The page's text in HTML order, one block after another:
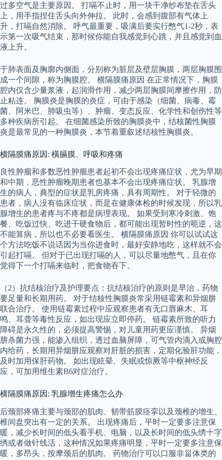
过多空气是主要原因。 打嗝不止时，用一块干净纱布垫在舌头
上，用手指捏住舌头向外伸拉。 此时，会感到腹部有气体上
升，打嗝自然消除。 呼气最重要，吸满后要实行憋气1-2秒，表
示第一次吸气结束，那时候你能自我感觉到心跳，并且感觉到血
液上升。
于肺表面及胸廓内侧面，分别称为脏层及壁层胸膜，两层胸膜围
成一个间隙，称为胸膜腔。 横隔膜痛原因 在正常情况下，胸膜
腔内仅含少量浆液，起润滑作用，减少两层胸膜间摩擦作用，防
止粘连。 胸膜炎是胸膜的炎症，可由于感染（细菌、病毒、霉
菌、阿米巴、肺吸虫等）、肿瘤、变态反应、化学性和创伤性等
多种疾病所引起。 在细菌感染所致的胸膜炎中，结核菌性胸膜
炎是最常见的一种胸膜炎，本节着重叙述结核性胸膜炎。
横隔膜痛原因: 橫膈膜、呼吸和疼痛
良性肿瘤和多数恶性肿瘤患者起初不会出现疼痛症状，尤为早期
和中期，恶性肿瘤晚期患者也基本不会出现疼痛症状。 乳腺增
生的病人，典型的症状是乳房疼痛，具有周期性。 对于轻微的
患者，病人没有临床症状，而是在健康体检的时候发现，所以乳
腺增生的患者疼与不疼都是病理表现。 如果受到寒冷刺激、饱
餐、吃饭过快、吃进干硬食物后，都可能出现暂时性的呃逆，这
不能算病，所以也不必要看医生。 横隔膜痛原因 你可以试试这
个方法吃饭不说话因为当你进食时，最好安静地吃，这样就不会
引起打嗝。 但对于已出现打嗝的人，可以尽量地憋气，且在你
觉得下一个打嗝来临时，把食物吞下。
（2）抗结核治疗及护理要点：抗结核治疗的原则是早治，药物
要足量和长期用药。 对于结核性胸膜炎常采用链霉素和异烟肼
联合治疗。 使用链霉素过程中应观察患者有无口唇麻木、耳
鸣、耳聋等毒性反应，如出现应立即停药。 链霉素所致的听力
障碍是永久性的，必须提高警惕，对儿童用药更应谨慎。 异烟
肼杀菌力强，能渗入组织，透过血脑屏障，可气管内滴入或胸腔
内给药，长期用异烟肼应观察对肝脏的损害，定期化验肝功能，
及时加用保肝药物。 如出现眩晕、失眠或惊厥等中枢神经反
应，可加用维生素B6对症治疗。
横隔膜痛原因: 乳腺增生疼痛怎么办
后颈部疼痛主要与颈部的肌肉、韧带筋膜痉挛以及颈椎的增生、
椎间盘突出有一定的关系。 出现疼痛后，平时一定要多注意保
暖，减少长时间的低头看手机、电脑，以及长时间的低头绣十字
绣或者做针线活，这种情况如果疼痛明显，平时一定要多注意保
暖，多昂头，按摩颈后的肌肉。 药物治疗可以口服非甾体类的